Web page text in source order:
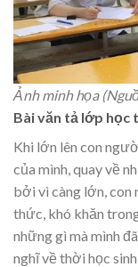
Ảnh minh họa
Bài văn tả lớp học
Khi lớn lên con
của mình, quay về
bởi vì càng lớn, con
thức, khó khăn
những gì mà mình
nghĩ về thời học